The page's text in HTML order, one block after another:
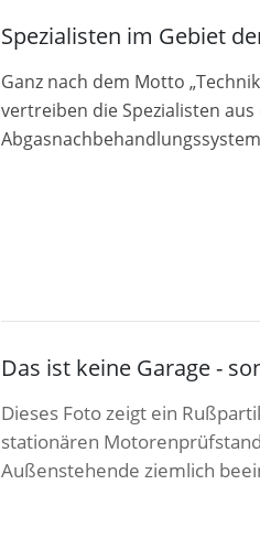
Spezialisten im Gebiet
Ganz nach dem Motto
vertreiben die Spezialisten
Das ist keine Garage -
Dieses Foto zeigt ein
stationären
Außenstehende ziemlich